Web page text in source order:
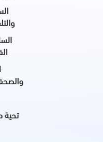
السادة محطات
السادة شـــركات
تحية